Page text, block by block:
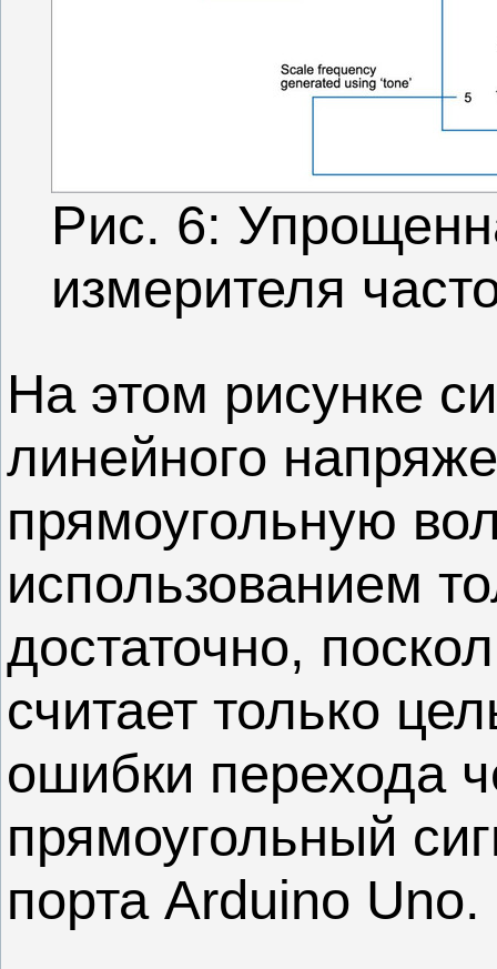
Рис. 6:
измерителя
На этом рисунке
линейного
прямоугольную
использованием
достаточно,
считает только
ошибки перехода
прямоугольный
порта Arduino Uno.